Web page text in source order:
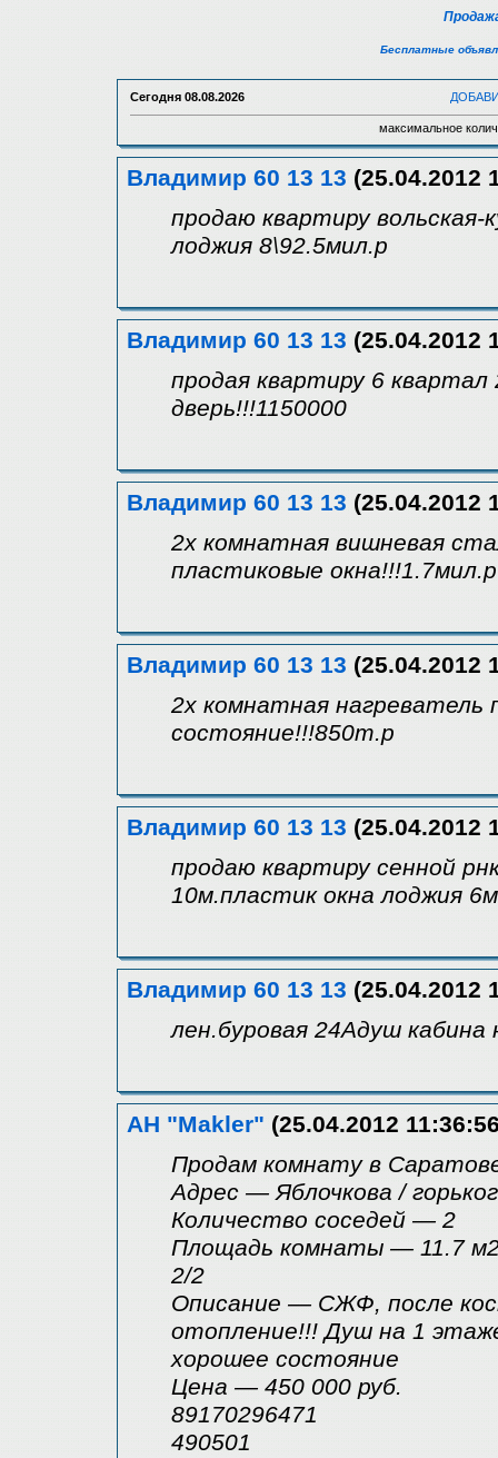
Бесплатные
Сегодня 08.08.2026
максимальное
Владимир 60 13 13 (25.04.2012
продаю квартиру
лоджия 8\92.5мил.р
Владимир 60 13 13 (25.04.2012
продая квартиру 6
дверь!!!1150000
Владимир 60 13 13 (25.04.2012
2х комнатная вишневая
пластиковые окна!!!1.7мил.р
Владимир 60 13 13 (25.04.2012
2х комнатная нагреватель
состояние!!!850т.р
Владимир 60 13 13 (25.04.2012
продаю квартиру сенной
10м.пластик окна лоджия
Владимир 60 13 13 (25.04.2012
лен.буровая 24Адуш кабина
АН "Makler" (25.04.2012
Продам комнату в
Адрес — Яблочкова /
Количество coceдей — 2
Площадь комнаты — 11.7
2/2
Описание — СЖФ, после
отопление!!! Душ на 1
хорошее состояние
Цена — 450 000 руб.
89170296471
490501